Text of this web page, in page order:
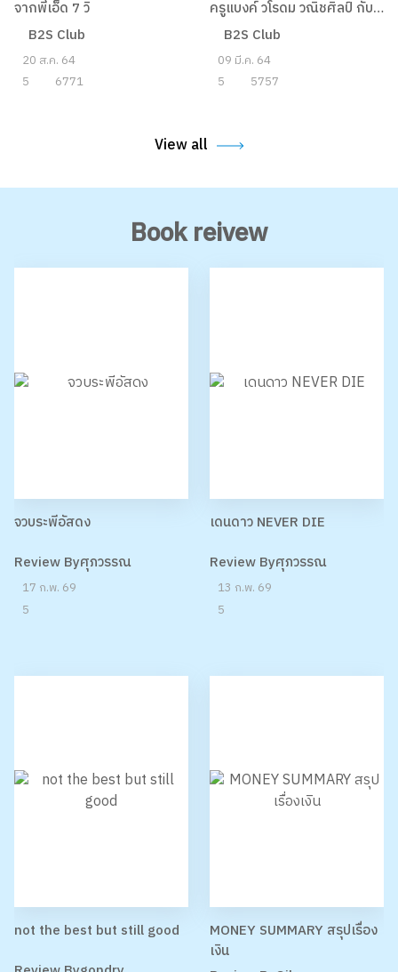
ถอดสูตรสำเร็จสไตล์คนขี้เกียจ
ติววิชา GAT ภาษาอังกฤษ โดย
09 มี.ค. 64
View all
จวบระพีอัสดง
เดนดาว NEVER DIE